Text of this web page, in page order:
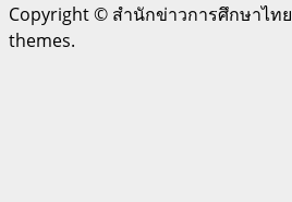
Copyright © สำนักข่าวการศึกษาไทย
themes.